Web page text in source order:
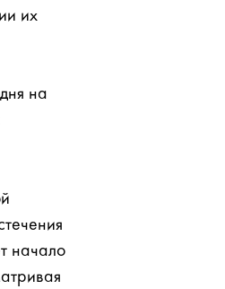
их
на
начало